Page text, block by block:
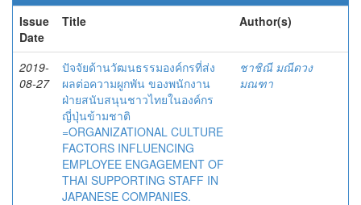
Issue
Date
Title Author(s)
2019-
08-27
ปัจจัยด้านวัฒนธรรมองค์กรที่ส่ง
ผลต่อความผูกพัน ของพนักงาน
ฝ่ายสนับสนุนชาวไทยในองค์กร
ญี่ปุ่นข้ามชาติ
=ORGANIZATIONAL CULTURE
FACTORS INFLUENCING
EMPLOYEE ENGAGEMENT OF
THAI SUPPORTING STAFF IN
JAPANESE COMPANIES.
ชาชิณี มณีดวง
มณฑา